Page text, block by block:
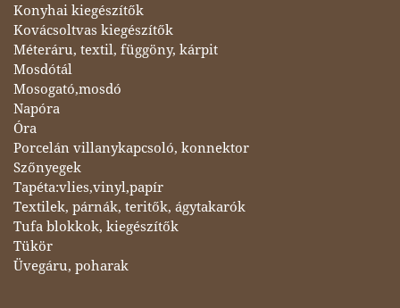
Konyhai kiegészítők
Kovácsoltvas kiegészítők
Méteráru, textil, függöny, kárpit
Mosdótál
Mosogató,mosdó
Napóra
Óra
Porcelán villanykapcsoló, konnektor
Szőnyegek
Tapéta:vlies,vinyl,papír
Textilek, párnák, teritők, ágytakarók
Tufa blokkok, kiegészítők
Tükör
Üvegáru, poharak